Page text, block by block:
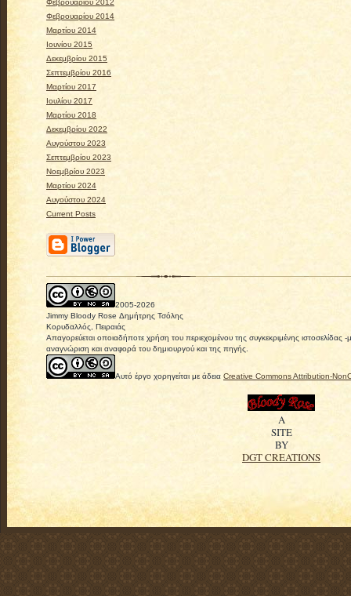
Φεβρουαρίου 2012
Φεβρουαρίου 2014
Μαρτίου 2014
Ιουνίου 2015
Δεκεμβρίου 2015
Σεπτεμβρίου 2016
Μαρτίου 2017
Ιουλίου 2017
Μαρτίου 2018
Δεκεμβρίου 2022
Αυγούστου 2023
Σεπτεμβρίου 2023
Νοεμβρίου 2023
Μαρτίου 2024
Αυγούστου 2024
Current Posts
2005-2026
Jimmy Bloody Rose Δημήτρης Τσόλης
Κορυδαλλός, Πειραιάς
Απαγορεύεται οποιαδήποτε χρήση του περιεχομένου της συγκεκριμένης
αναγνώριση και αναφορά του δημιουργού και της πηγής.
Αυτό έργο χορηγείται με άδεια Creative Commons Attribution-
A
SITE
BY
DGT CREATIONS